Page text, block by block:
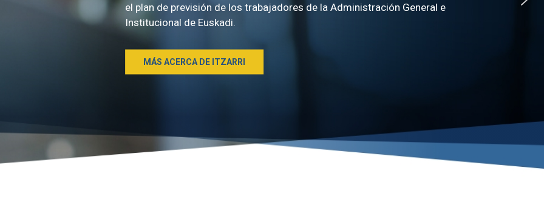
el plan de previsión de los trabajadores de la Administración General e
Institucional de Euskadi.
MÁS ACERCA DE ITZARRI